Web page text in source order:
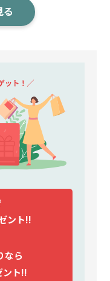
る
ント!!
なら
ント!!